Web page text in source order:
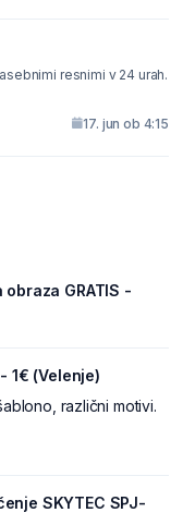
resnimi v 24 urah.
17. jun ob 4:15
GRATIS -
1€ (Velenje)
različni motivi.
SKYTEC SPJ-